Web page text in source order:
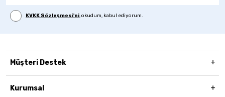
KVKK Sözleşmesi'ni, okudum, kabul ediyorum.
Müşteri Destek
Kurumsal